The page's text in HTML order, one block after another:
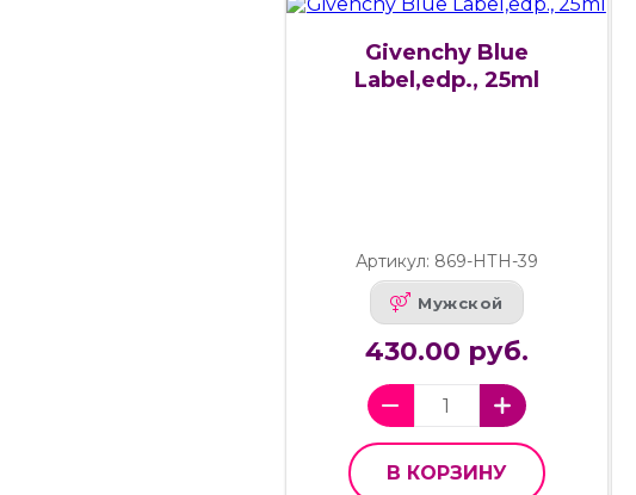
Givenchy Blue
Label,edp., 25ml
Артикул: 869-НТН-39
Мужской
430.00 руб.
В КОРЗИНУ